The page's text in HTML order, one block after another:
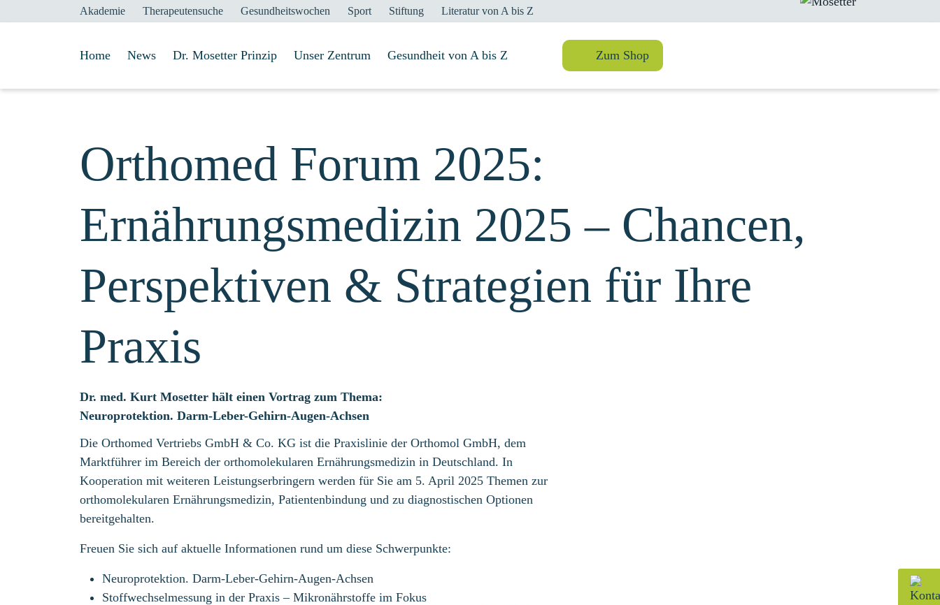
Akademie Therapeutensuche Gesundheitswochen Sport Stiftung Literatur von A bis Z
Home News Dr. Mosetter Prinzip Unser Zentrum Gesundheit von A bis Z
Suche Zum Shop
Orthomed Forum 2025:
Ernährungsmedizin 2025 – Chancen,
Perspektiven & Strategien für Ihre
Praxis
Dr. med. Kurt Mosetter hält einen Vortrag zum Thema:
Neuroprotektion. Darm-Leber-Gehirn-Augen-Achsen
Die Orthomed Vertriebs GmbH & Co. KG ist die Praxislinie der Orthomol GmbH, dem
Marktführer im Bereich der orthomolekularen Ernährungsmedizin in Deutschland. In
Kooperation mit weiteren Leistungserbringern werden für Sie am 5. April 2025 Themen zur
orthomolekularen Ernährungsmedizin, Patientenbindung und zu diagnostischen Optionen
bereitgehalten.
Freuen Sie sich auf aktuelle Informationen rund um diese Schwerpunkte:
Neuroprotektion. Darm-Leber-Gehirn-Augen-Achsen
Stoffwechselmessung in der Praxis – Mikronährstoffe im Fokus